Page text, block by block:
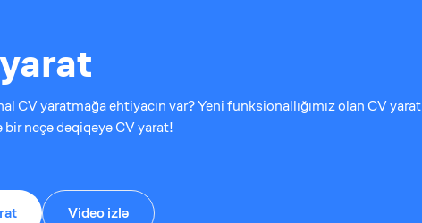
CV yaratmağa ehtiyacın var? Yeni funksionallığımız olan CV yarat
neçə dəqiqəyə CV yarat!
Video izlə